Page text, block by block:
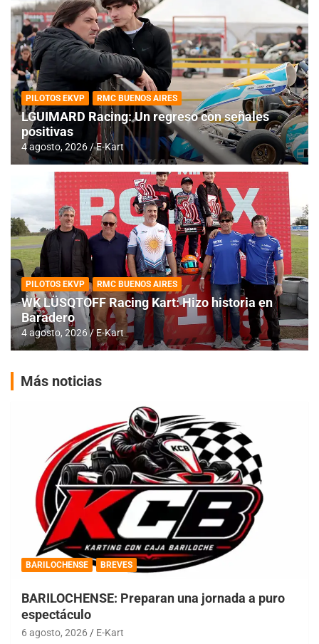
PILOTOS EKVP RMC BUENOS AIRES
LGUIMARD Racing: Un regreso con señales
positivas
4 agosto, 2026 E-Kart
PILOTOS EKVP RMC BUENOS AIRES
WK LÜSQTOFF Racing Kart: Hizo historia en
Baradero
4 agosto, 2026 E-Kart
Más noticias
BARILOCHENSE BREVES
BARILOCHENSE: Preparan una jornada a puro
espectáculo
6 agosto, 2026 E-Kart